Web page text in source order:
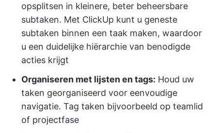
opsplitsen in kleinere, beter beheersbare
subtaken. Met ClickUp kunt u geneste
subtaken binnen een taak maken, waardoor
u een duidelijke hiërarchie van benodigde
acties krijgt
Organiseren met lijsten en tags: Houd uw
taken georganiseerd voor eenvoudige
navigatie. Tag taken bijvoorbeeld op teamlid
of projectfase